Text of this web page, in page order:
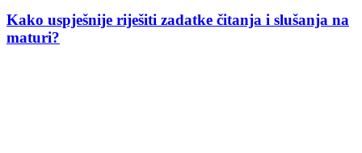
Kako uspješnije riješiti zadatke čitanja i slušanja na
maturi?